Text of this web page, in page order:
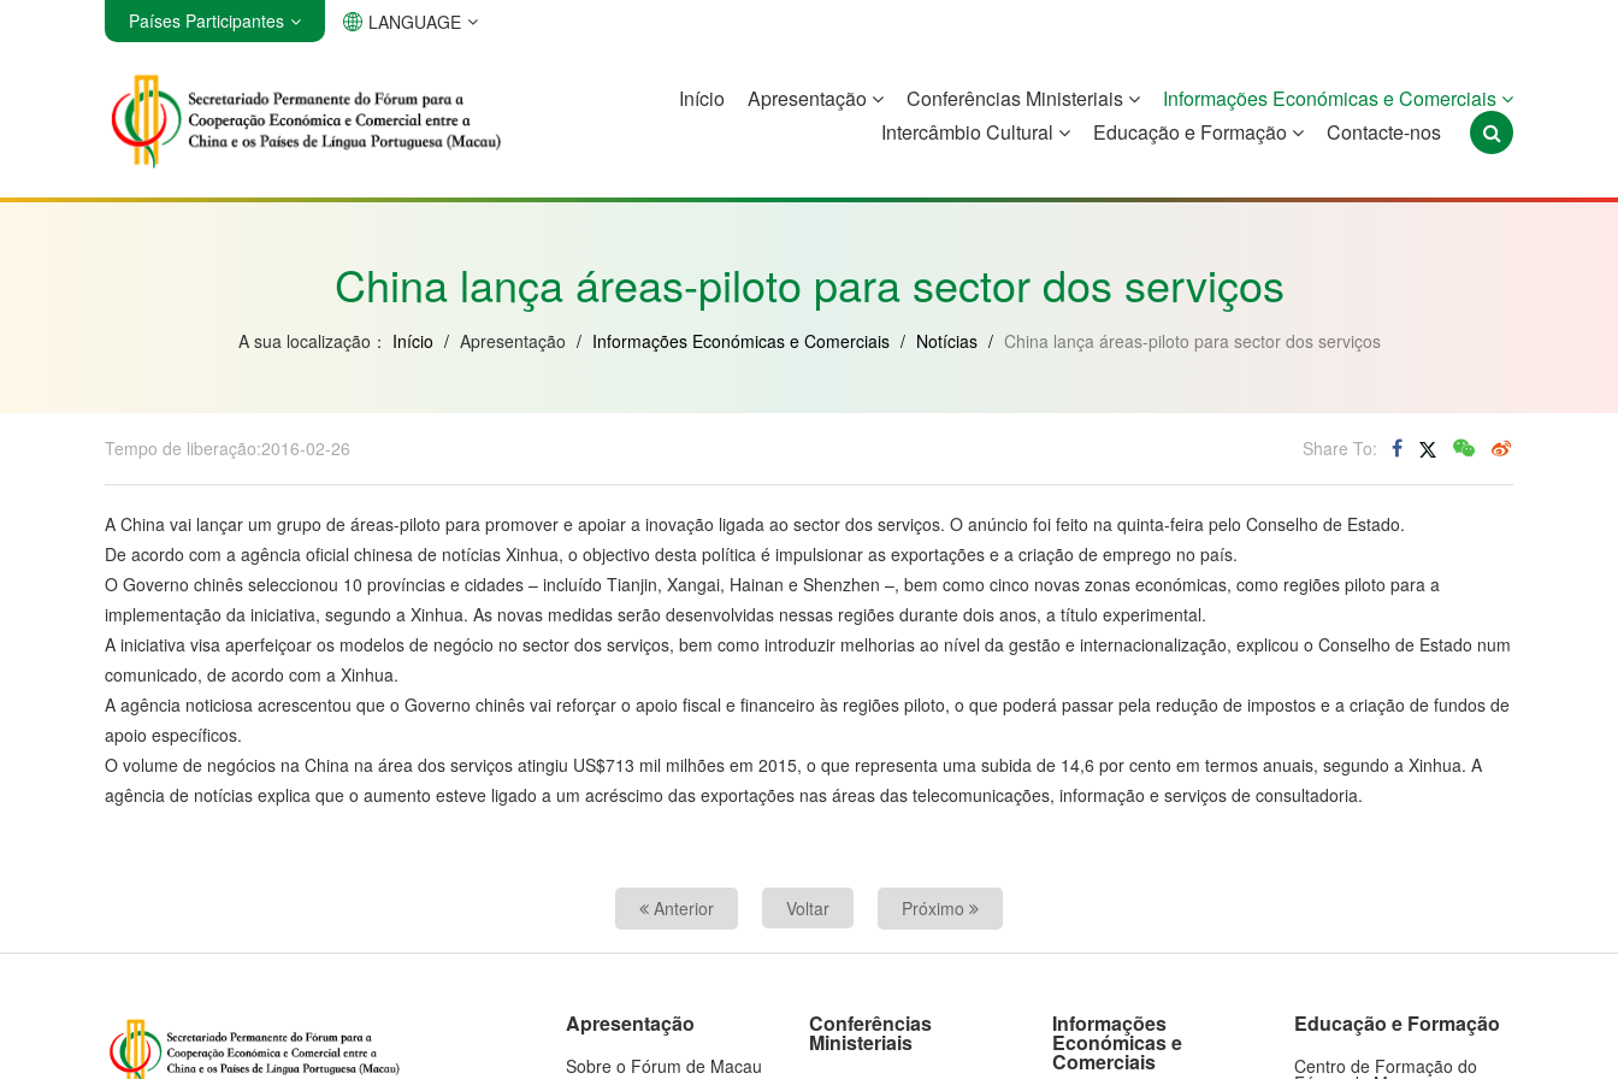
Angola Brasil Cabo Verde Guiné Equatorial Moçambique Portugal
São Tomé e
Timor-Leste
Países Participantes LANGUAGE
Início Apresentação Conferências Ministeriais
Informações Económicas e Comerciais
Intercâmbio Cultural
Educação e Formação Contacte-nos
China lança áreas-piloto para sector dos serviços
A sua localização： Início / Apresentação / Informações Económicas e Comerciais / Notícias / China lança áreas-piloto para sector dos serviços
Tempo de liberação:2016-02-26 Share To:
A China vai lançar um grupo de áreas-piloto para promover e apoiar a inovação ligada ao sector dos serviços. O anúncio foi feito na quinta-feira pelo Conselho de Estado.
De acordo com a agência oficial chinesa de notícias Xinhua, o objectivo desta política é impulsionar as exportações e a criação de emprego no país.
O Governo chinês seleccionou 10 províncias e cidades – incluído Tianjin, Xangai, Hainan e Shenzhen –, bem como cinco novas zonas económicas, como regiões piloto para a
implementação da iniciativa, segundo a Xinhua. As novas medidas serão desenvolvidas nessas regiões durante dois anos, a título experimental.
A iniciativa visa aperfeiçoar os modelos de negócio no sector dos serviços, bem como introduzir melhorias ao nível da gestão e internacionalização, explicou o Conselho de Estado num
comunicado, de acordo com a Xinhua.
A agência noticiosa acrescentou que o Governo chinês vai reforçar o apoio fiscal e financeiro às regiões piloto, o que poderá passar pela redução de impostos e a criação de fundos de
apoio específicos.
O volume de negócios na China na área dos serviços atingiu US$713 mil milhões em 2015, o que representa uma subida de 14,6 por cento em termos anuais, segundo a Xinhua. A
agência de notícias explica que o aumento esteve ligado a um acréscimo das exportações nas áreas das telecomunicações, informação e serviços de consultadoria.
Anterior Voltar Próximo
Apresentação
Sobre o Fórum de Macau
Conferências
Ministeriais
Informações
Económicas e
Comerciais
Educação e Formação
Centro de Formação do